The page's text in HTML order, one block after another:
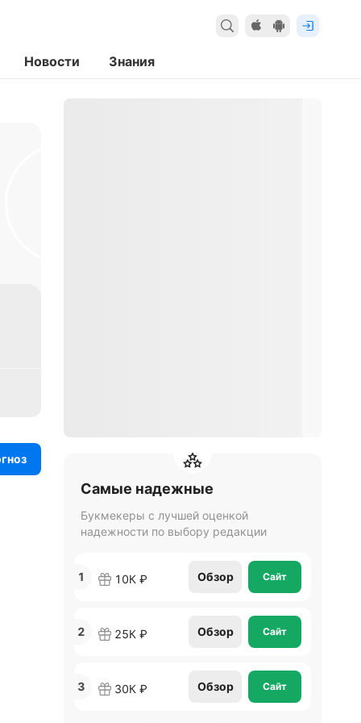
Новости Знания
Самые надежные
Букмекеры с лучшей оценкой
надежности по выбору редакции
1 10К ₽ Обзор Сайт
2 25К ₽ Обзор Сайт
3 30К ₽ Обзор Сайт